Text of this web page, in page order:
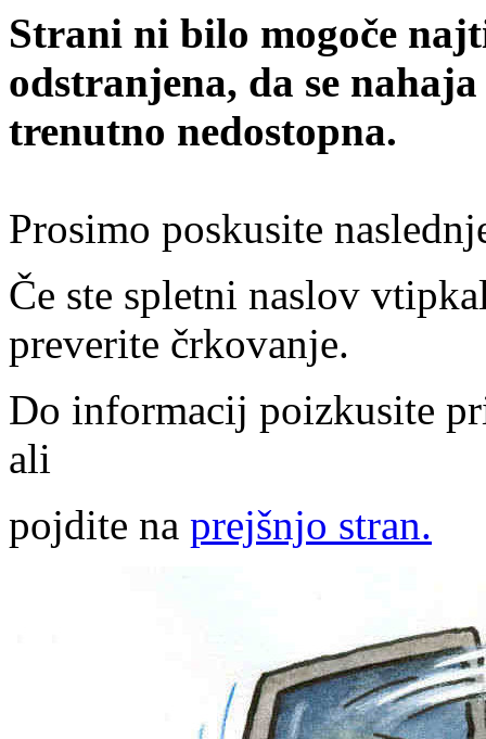
Strani ni bilo mogoče
odstranjena, da se
trenutno nedostopna.
Prosimo poskusite
Če ste spletni naslov
preverite črkovanje.
Do informacij poizkusite
ali
pojdite na prejšnjo stran.